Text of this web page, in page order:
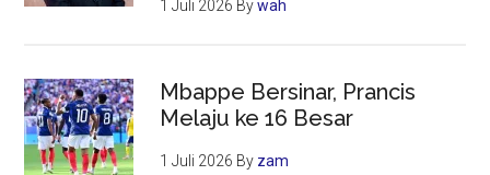
1 Juli 2026 Bywah
Mbappe Bersinar, Prancis
Melaju ke 16 Besar
1 Juli 2026 By zam